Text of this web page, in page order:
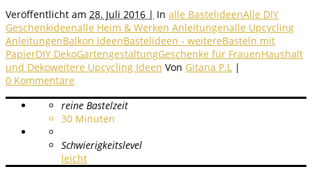
Veröffentlicht am 28. Juli 2016 | In alle BastelideenAlle DIY
Geschenkideenalle Heim & Werken Anleitungenalle Upcycling
AnleitungenBalkon IdeenBastelideen - weitereBasteln mit
PapierDIY DekoGartengestaltungGeschenke für FrauenHaushalt
und Dekoweitere Upcycling Ideen Von Gitana P.L |
0 Kommentare
reine Bastelzeit
30 Minuten
Schwierigkeitslevel
leicht